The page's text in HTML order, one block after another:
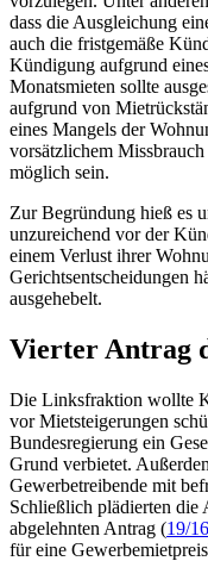
dass die Ausgleichung
auch die fristgemäße
Kündigung aufgrund
Monatsmieten sollte
aufgrund von
eines Mangels der
vorsätzlichem
möglich sein.
Zur Begründung hieß es
unzureichend vor der
einem Verlust ihrer
Gerichtsentscheidungen
ausgehebelt.
Vierter Antrag
Die Linksfraktion wollte
vor Mietsteigerungen
Bundesregierung ein
Grund verbietet.
Gewerbetreibende mit
Schließlich plädierten die
abgelehnten Antrag (19/
für eine